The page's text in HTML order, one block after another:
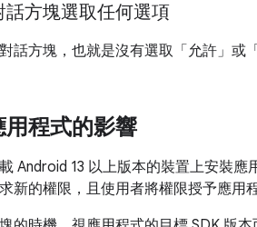
話方塊選取任何選項
話方塊，也就是沒有選取「允許」或
程式的影響
Android 13 以上版本的裝置上安裝應
新的權限，且使用者將權限授予應用